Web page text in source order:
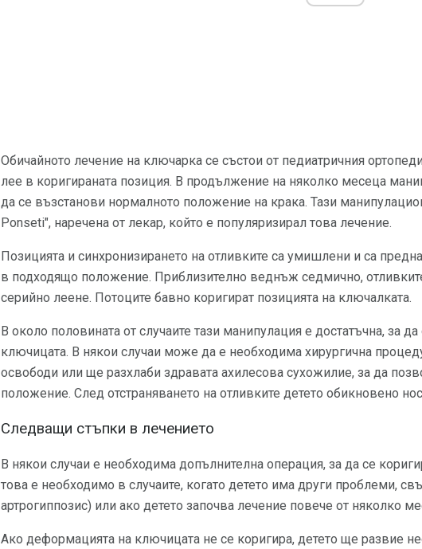
Обичайното лечение на ключарка се състои от педиатричния
лее в коригираната позиция. В продължение на няколко месеца
да се възстанови нормалното положение на крака. Тази
Ponseti", наречена от лекар, който е популяризирал това лечение.
Позицията и синхронизирането на отливките са умишлени и са
в подходящо положение. Приблизително веднъж седмично,
серийно леене. Потоците бавно коригират позицията на ключалката.
В около половината от случаите тази манипулация е достатъчна, за
ключицата. В някои случаи може да е необходима хирургична
освободи или ще разхлаби здравата ахилесова сухожилие, за да
положение. След отстраняването на отливките детето обикновено
Следващи стъпки в лечението
В някои случаи е необходима допълнителна операция, за да се
това е необходимо в случаите, когато детето има други проблеми,
артрогиппозис) или ако детето започва лечение повече от няколко
Ако деформацията на ключицата не се коригира, детето ще развие